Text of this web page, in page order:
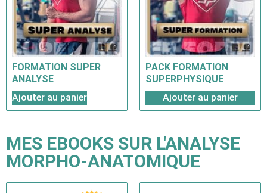
FORMATION SUPER
ANALYSE
Ajouter au panier
PACK FORMATION
SUPERPHYSIQUE
Ajouter au panier
MES EBOOKS SUR L'ANALYSE
MORPHO-ANATOMIQUE